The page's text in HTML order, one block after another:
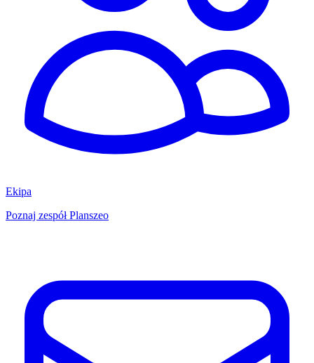
Ekipa
Poznaj zespół Planszeo